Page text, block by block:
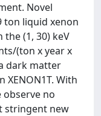
Novel
ton liquid xenon
(1, 30) keV
(ton x year x
dark matter
With
observe no
stringent new